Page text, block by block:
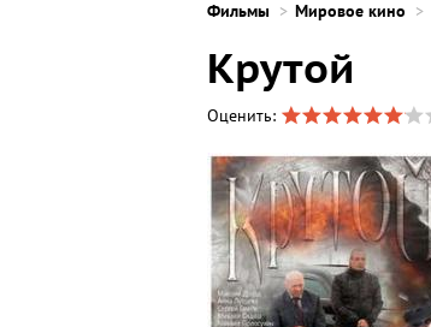
Фильмы Мировое кино
Крутой
Оценить: